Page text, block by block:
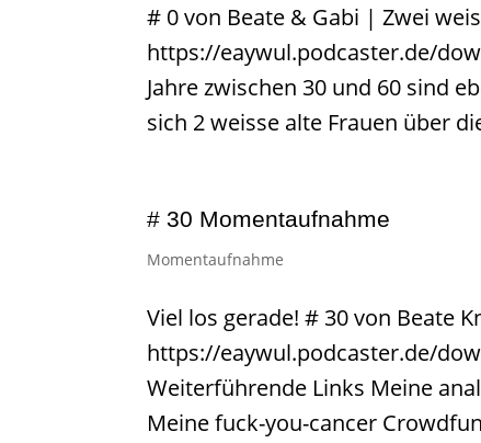
# 0 von Beate & Gabi | Zwei
https://eaywul.podcaster.de/
Jahre zwischen 30 und 60 sind
sich 2 weisse alte Frauen über
# 30 Momentaufnahme
Momentaufnahme
Viel los gerade! # 30 von Beate
https://eaywul.podcaster.de/
Weiterführende Links Meine
Meine fuck-you-cancer